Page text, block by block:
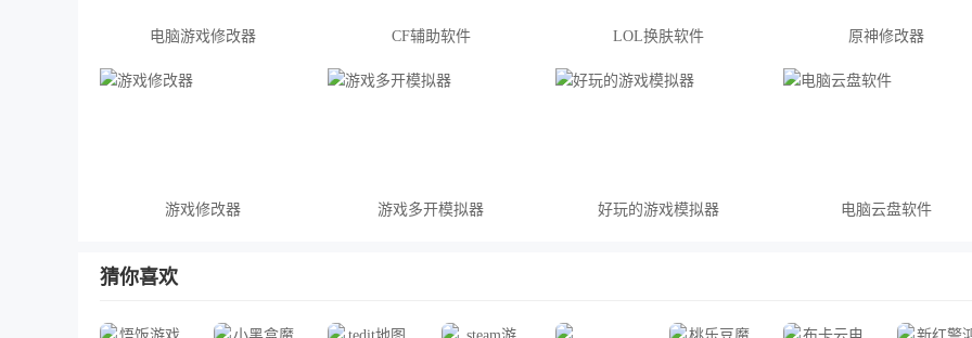
电脑游戏修改器 CF辅助软件 LOL换肤软件 原神修改器
游戏修改器 游戏多开模拟器 好玩的游戏模拟器 电脑云盘软件
猜你喜欢